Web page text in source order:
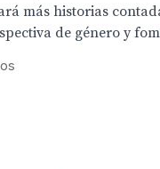
más historias
de género y